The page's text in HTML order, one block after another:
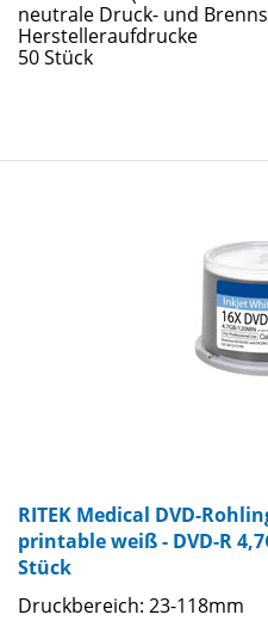
neutrale Druck- und
Herstelleraufdrucke
50 Stück
RITEK Medical DVD-
printable weiß - DVD-R
Stück
Druckbereich: 23-118mm